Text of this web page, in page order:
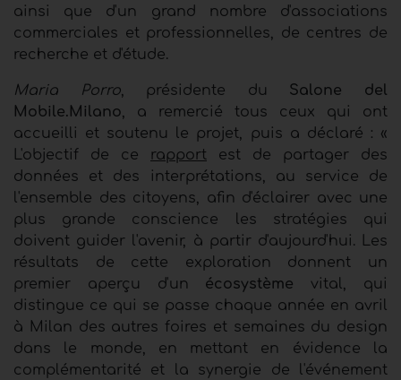
ainsi que d'un grand nombre d'associations
commerciales et professionnelles, de centres de
recherche et d'étude.
Maria Porro, présidente du
Salone del
Mobile.Milano, a remercié tous ceux qui ont
accueilli et soutenu le projet, puis a déclaré : «
L'objectif de ce rapport est de partager des
données et des interprétations, au service de
l'ensemble des citoyens, afin d'éclairer avec une
plus grande conscience les stratégies qui
doivent guider l'avenir, à partir d'aujourd'hui. Les
résultats de cette exploration donnent un
premier aperçu d'un écosystème vital, qui
distingue ce qui se passe chaque année en avril
à Milan des autres foires et semaines du design
dans le monde, en mettant en évidence la
complémentarité et la synergie de l'événement